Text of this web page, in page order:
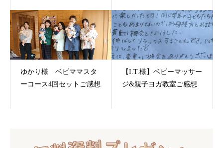
ゆかり様 ベビママスタ
ーコース4回セットご感想
【I.T.様】ベビーマッサー
ジ&親子ヨガ教室ご感想